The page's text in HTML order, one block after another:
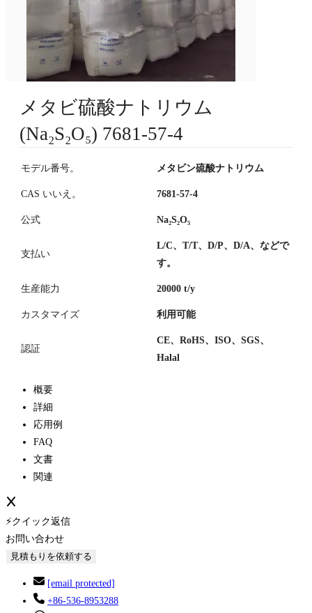
メタビ硫酸ナトリウム
(Na₂S₂O₅) 7681-57-4
モデル番号。 メタビン硫酸ナトリウム
CAS いいえ。 7681-57-4
公式 Na₂S₂O₅
支払い
L/C、T/T、D/P、D/A、などで
す。
生産能力 20000 t/y
カスタマイズ 利用可能
認証
CE、RoHS、ISO、SGS、
Halal
概要
詳細
応用例
FAQ
文書
関連
⚡クイック返信
お問い合わせ
見積もりを依頼する
[email protected]
+86-536-8953288